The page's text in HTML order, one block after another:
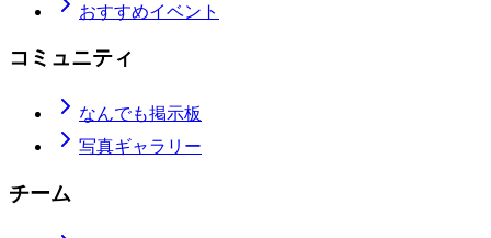
おすすめイベント
コミュニティ
なんでも掲示板
写真ギャラリー
チーム